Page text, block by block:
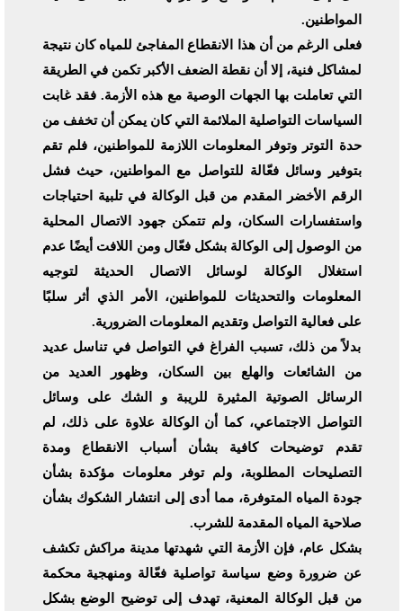
المواطنين.
فعلى الرغم من أن هذا الانقطاع المفاجئ للمياه كان نتيجة
لمشاكل فنية، إلا أن نقطة الضعف الأكبر تكمن في الطريقة
التي تعاملت بها الجهات الوصية مع هذه الأزمة. فقد غابت
السياسات التواصلية الملائمة التي كان يمكن أن تخفف من
حدة التوتر وتوفر المعلومات اللازمة للمواطنين، فلم تقم
بتوفير وسائل فعّالة للتواصل مع المواطنين، حيث فشل
الرقم الأخضر المقدم من قبل الوكالة في تلبية احتياجات
واستفسارات السكان، ولم تتمكن جهود الاتصال المحلية
من الوصول إلى الوكالة بشكل فعّال ومن اللافت أيضًا عدم
استغلال الوكالة لوسائل الاتصال الحديثة لتوجيه
المعلومات والتحديثات للمواطنين، الأمر الذي أثر سلبًا
على فعالية التواصل وتقديم المعلومات الضرورية.
بدلاً من ذلك، تسبب الفراغ في التواصل في تناسل عديد
من الشائعات والهلع بين السكان، وظهور العديد من
الرسائل الصوتية المثيرة للريبة و الشك على وسائل
التواصل الاجتماعي، كما أن الوكالة علاوة على ذلك، لم
تقدم توضيحات كافية بشأن أسباب الانقطاع ومدة
التصليحات المطلوبة، ولم توفر معلومات مؤكدة بشأن
جودة المياه المتوفرة، مما أدى إلى انتشار الشكوك بشأن
صلاحية المياه المقدمة للشرب.
بشكل عام، فإن الأزمة التي شهدتها مدينة مراكش تكشف
عن ضرورة وضع سياسة تواصلية فعّالة ومنهجية محكمة
من قبل الوكالة المعنية، تهدف إلى توضيح الوضع بشكل